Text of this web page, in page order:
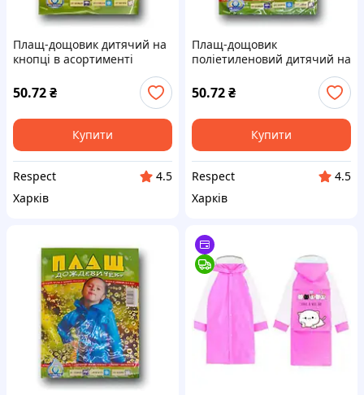
Плащ-дощовик дитячий на
кнопці в асортименті
50.72₴
Купити
Respect
4.5
Харків
Плащ-дощовик
поліетиленовий дитячий на
50.72₴
Купити
Respect
4.5
Харків